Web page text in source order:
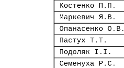
Костенко П.П.
Маркевич Я.В.
Опанасенко О.В.
Пастух Т.Т.
Подоляк І.І.
Семенуха Р.С.